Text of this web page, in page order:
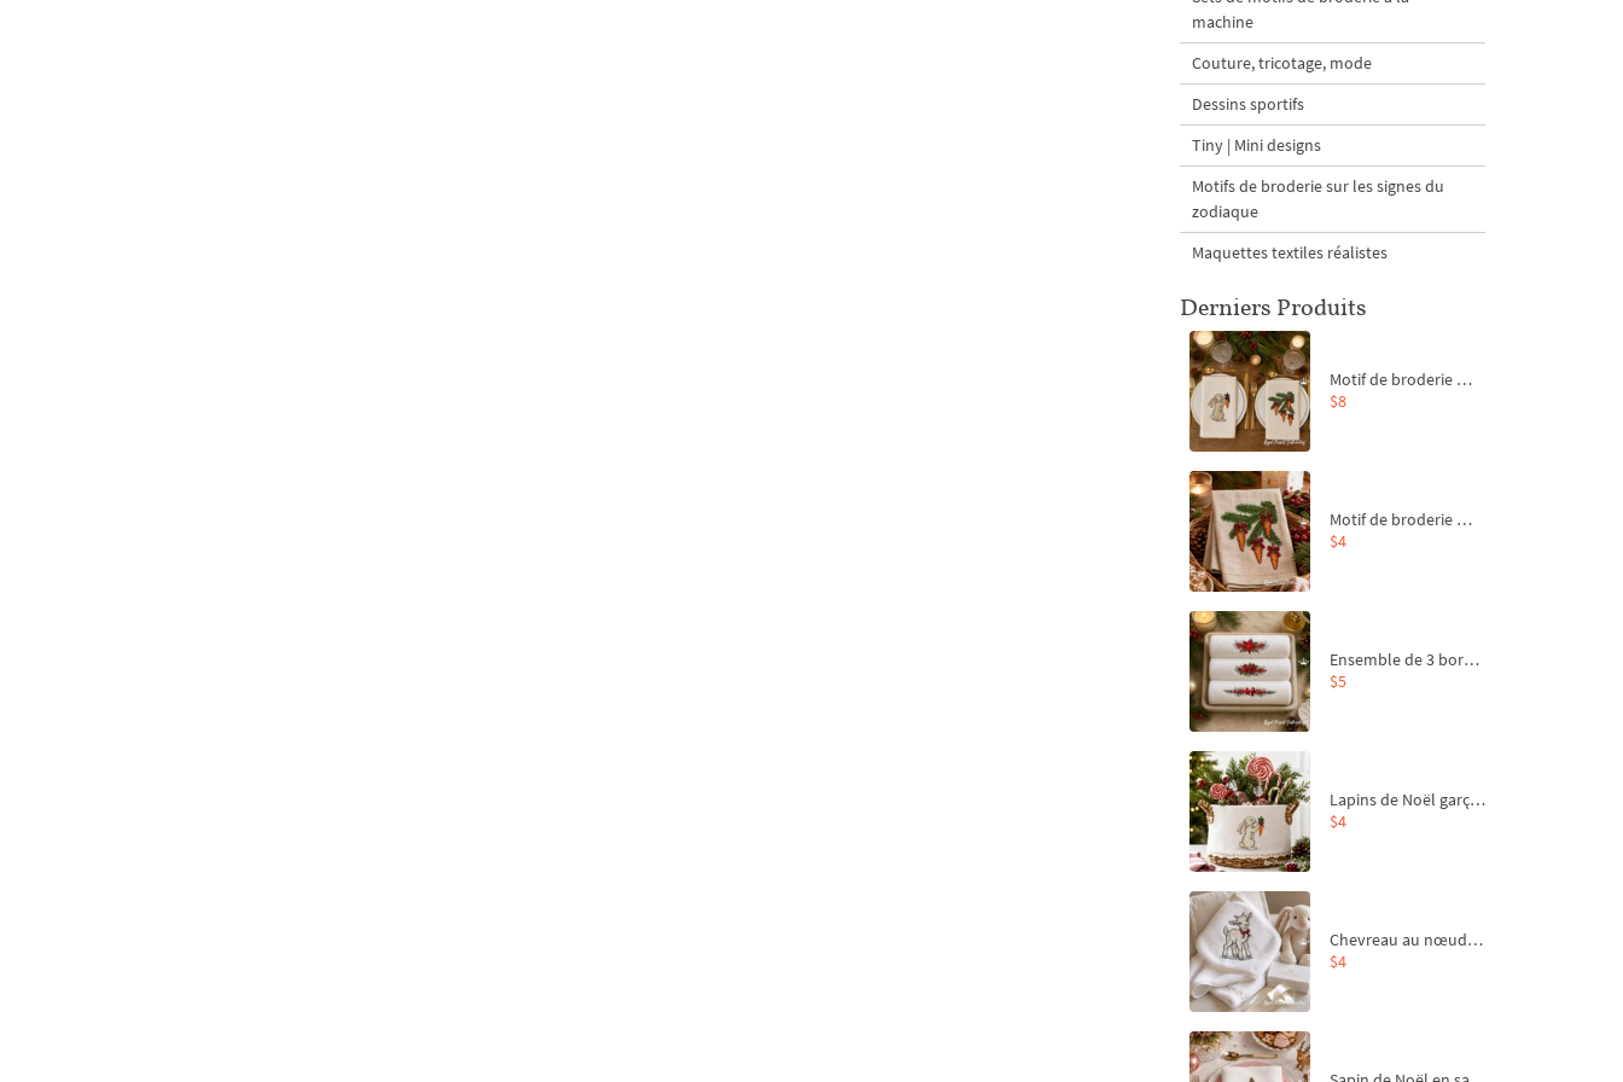
machine
Couture, tricotage, mode
Dessins sportifs
Tiny | Mini designs
Motifs de broderie sur les signes du
zodiaque
Maquettes textiles réalistes
Derniers Produits
Motif de broderie machine Branche de sapin et carottes - 4 tailles
$8
Motif de broderie machine Branche de sapin et carottes - 4 tailles
$4
Ensemble de 3 bordures de Noël pour broderie machine
$5
Lapins de Noël garçon et fille - 4 tailles
$4
Chevreau au nœud rouge – broderie machine, 4 tailles
$4